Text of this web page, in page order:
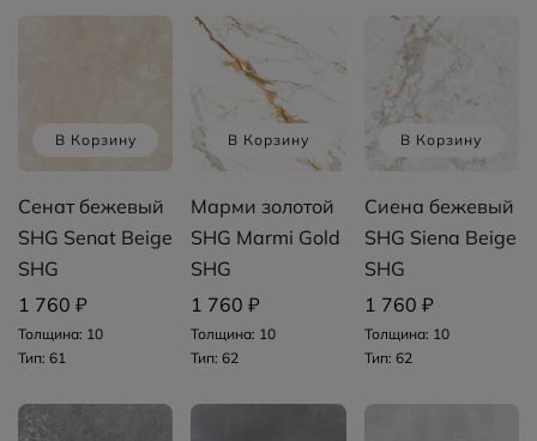
В Корзину
Сенат бежевый
SHG Senat Beige
SHG
1 760 ₽
Толщина: 10
Тип: 61
В Корзину
Марми золотой
SHG Marmi Gold
SHG
1 760 ₽
Толщина: 10
Тип: 62
В Корзину
Сиена бежевый
SHG Siena Beige
SHG
1 760 ₽
Толщина: 10
Тип: 62